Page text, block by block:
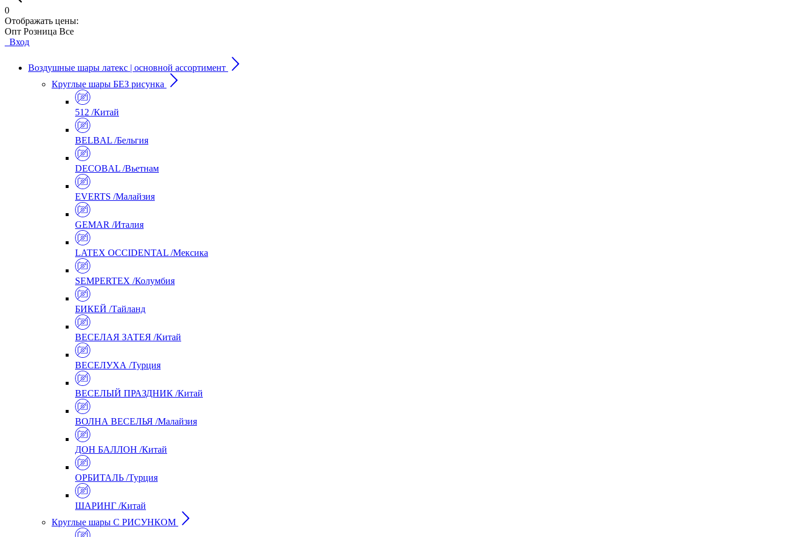
0
Отображать цены:
Опт Розница Все
Вход
Воздушные шары латекс | основной ассортимент
Круглые шары БЕЗ рисунка
512 /Китай
BELBAL /Бельгия
DECOBAL /Вьетнам
EVERTS /Малайзия
GEMAR /Италия
LATEX OCCIDENTAL /Мексика
SEMPERTEX /Колумбия
БИКЕЙ /Тайланд
ВЕСЕЛАЯ ЗАТЕЯ /Китай
ВЕСЕЛУХА /Турция
ВЕСЕЛЫЙ ПРАЗДНИК /Китай
ВОЛНА ВЕСЕЛЬЯ /Малайзия
ДОН БАЛЛОН /Китай
ОРБИТАЛЬ /Турция
ШАРИНГ /Китай
Круглые шары С РИСУНКОМ